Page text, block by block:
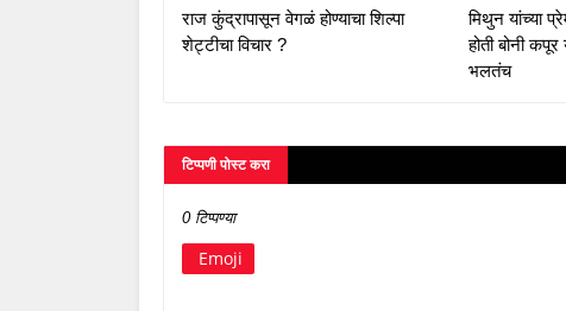
राज कुंद्रापासून वेगळं होण्याचा शिल्पा
शेट्टीचा विचार ?
मिथुन यांच्या
होती बोनी
भलतंच
टिप्पणी पोस्ट करा
0 टिप्पण्या
Emoji